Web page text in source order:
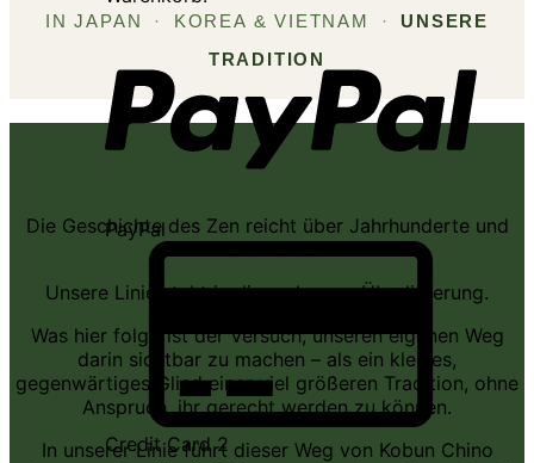
PayPal
Credit Card 2
IN JAPAN
· KOREA & VIETNAM ·
UNSERE
TRADITION
Die Geschichte des Zen reicht über Jahrhunderte und
Unsere Linie steht in dieser langen Überlieferung.
Was hier folgt, ist der Versuch, unseren eigenen Weg
darin sichtbar zu machen – als ein kleines,
gegenwärtiges Glied einer viel größeren Tradition, ohne
Anspruch, ihr gerecht werden zu können.
In unserer Linie führt dieser Weg von Kobun Chino